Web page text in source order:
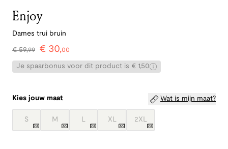
Enjoy
Dames trui bruin
€59,99 € 30,00
Je spaarbonus voor dit product is € 1,50
Kies jouw maat Wat is mijn maat?
S M L XL 2XL